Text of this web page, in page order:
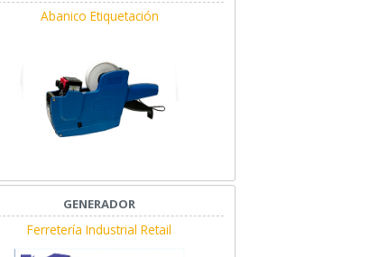
Abanico Etiquetación
GENERADOR
Ferretería Industrial Retail